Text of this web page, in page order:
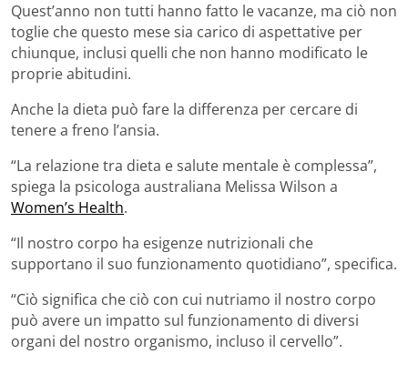
Quest’anno non tutti hanno fatto le vacanze, ma ciò non
toglie che questo mese sia carico di aspettative per
chiunque, inclusi quelli che non hanno modificato le
proprie abitudini.
Anche la dieta può fare la differenza per cercare di
tenere a freno l’ansia.
“La relazione tra dieta e salute mentale è complessa”,
spiega la psicologa australiana Melissa Wilson a
Women’s Health.
“Il nostro corpo ha esigenze nutrizionali che
supportano il suo funzionamento quotidiano”, specifica.
“Ciò significa che ciò con cui nutriamo il nostro corpo
può avere un impatto sul funzionamento di diversi
organi del nostro organismo, incluso il cervello”.